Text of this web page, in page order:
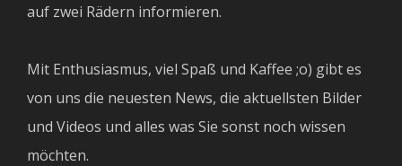
auf zwei Rädern informieren.
Mit Enthusiasmus, viel Spaß und Kaffee ;o) gibt es
von uns die neuesten News, die aktuellsten Bilder
und Videos und alles was Sie sonst noch wissen
möchten.